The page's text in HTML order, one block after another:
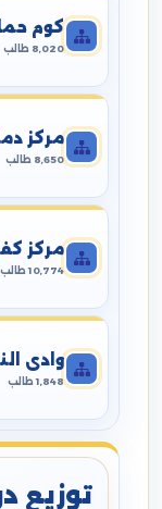
كوم
8,020 طالب
مركز
8,650 طالب
مركز
10,774 طالب
وادي
1,848 طالب
توزيع